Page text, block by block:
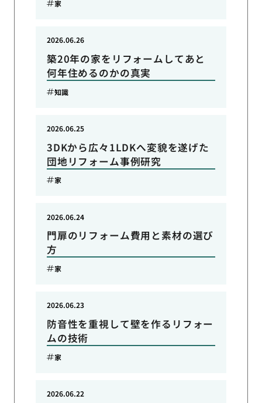
家
築20年の家をリフォームしてあと
何年住めるのかの真実
2026.06.26
知識
3DKから広々1LDKへ変貌を遂げた
団地リフォーム事例研究
2026.06.25
家
門扉のリフォーム費用と素材の選び
方
2026.06.24
家
防音性を重視して壁を作るリフォー
ムの技術
2026.06.23
家
2026.06.22